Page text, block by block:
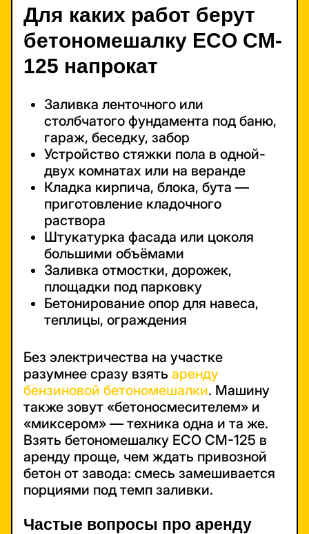
Для каких работ берут
бетономешалку ECO CM-
125 напрокат
Заливка ленточного или
столбчатого фундамента под баню,
гараж, беседку, забор
Устройство стяжки пола в одной-
двух комнатах или на веранде
Кладка кирпича, блока, бута —
приготовление кладочного
раствора
Штукатурка фасада или цоколя
большими объёмами
Заливка отмостки, дорожек,
площадки под парковку
Бетонирование опор для навеса,
теплицы, ограждения
Без электричества на участке
разумнее сразу взять аренду
бензиновой бетономешалки. Машину
также зовут «бетоносмесителем» и
«миксером» — техника одна и та же.
Взять бетономешалку ECO CM-125 в
аренду проще, чем ждать привозной
бетон от завода: смесь замешивается
порциями под темп заливки.
Частые вопросы про аренду